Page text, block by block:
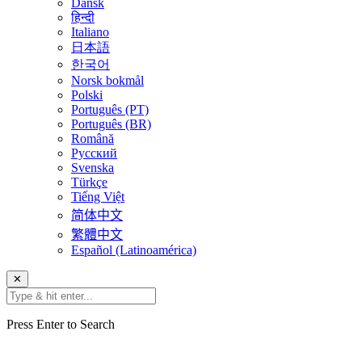
Dansk
हिन्दी
Italiano
日本語
한국어
Norsk bokmål
Polski
Português (PT)
Português (BR)
Română
Русский
Svenska
Türkçe
Tiếng Việt
简体中文
繁體中文
Español (Latinoamérica)
✕
Press Enter to Search